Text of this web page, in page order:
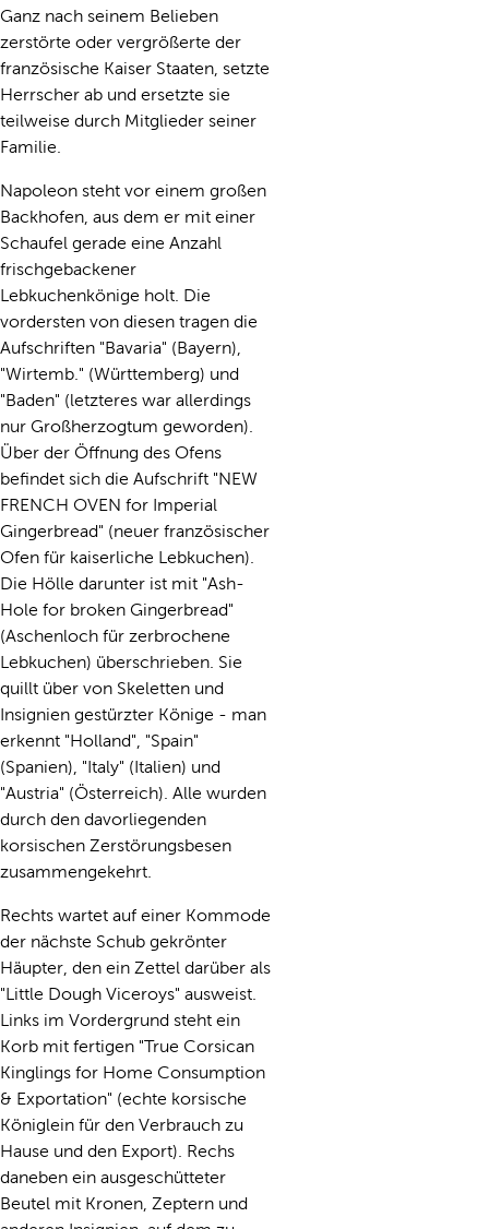
Ganz nach seinem Belieben
zerstörte oder vergrößerte der
französische Kaiser Staaten, setzte
Herrscher ab und ersetzte sie
teilweise durch Mitglieder seiner
Familie.
Napoleon steht vor einem großen
Backhofen, aus dem er mit einer
Schaufel gerade eine Anzahl
frischgebackener
Lebkuchenkönige holt. Die
vordersten von diesen tragen die
Aufschriften "Bavaria" (Bayern),
"Wirtemb." (Württemberg) und
"Baden" (letzteres war allerdings
nur Großherzogtum geworden).
Über der Öffnung des Ofens
befindet sich die Aufschrift "NEW
FRENCH OVEN for Imperial
Gingerbread" (neuer französischer
Ofen für kaiserliche Lebkuchen).
Die Hölle darunter ist mit "Ash-
Hole for broken Gingerbread"
(Aschenloch für zerbrochene
Lebkuchen) überschrieben. Sie
quillt über von Skeletten und
Insignien gestürzter Könige - man
erkennt "Holland", "Spain"
(Spanien), "Italy" (Italien) und
"Austria" (Österreich). Alle wurden
durch den davorliegenden
korsischen Zerstörungsbesen
zusammengekehrt.
Rechts wartet auf einer Kommode
der nächste Schub gekrönter
Häupter, den ein Zettel darüber als
"Little Dough Viceroys" ausweist.
Links im Vordergrund steht ein
Korb mit fertigen "True Corsican
Kinglings for Home Consumption
& Exportation" (echte korsische
Königlein für den Verbrauch zu
Hause und den Export). Rechs
daneben ein ausgeschütteter
Beutel mit Kronen, Zeptern und